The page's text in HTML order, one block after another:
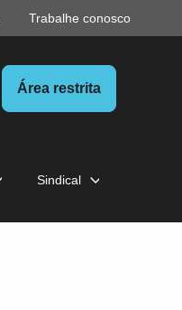
Trabalhe conosco
Área restrita
Sindical